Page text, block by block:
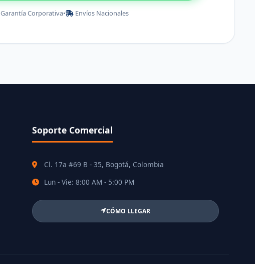
Garantía Corporativa• Envíos Nacionales
Soporte Comercial
Cl. 17a #69 B - 35, Bogotá, Colombia
Lun - Vie: 8:00 AM - 5:00 PM
CÓMO LLEGAR